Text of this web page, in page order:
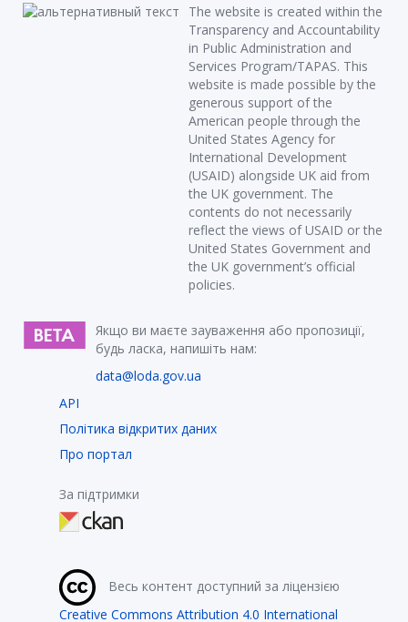
The website is created within the
Transparency and Accountability
in Public Administration and
Services Program/TAPAS. This
website is made possible by the
generous support of the
American people through the
United States Agency for
International Development
(USAID) alongside UK aid from
the UK government. The
contents do not necessarily
reflect the views of USAID or the
United States Government and
the UK government’s official
policies.
Якщо ви маєте зауваження або пропозиції,
будь ласка, напишіть нам:
data@loda.gov.ua
API
Політика відкритих даних
Про портал
За підтримки
Весь контент доступний за ліцензією
Creative Commons Attribution 4.0 International